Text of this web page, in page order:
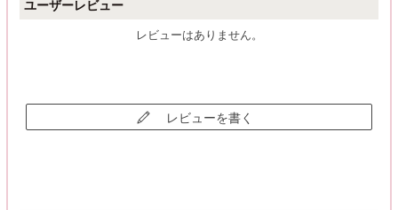
ユーザーレビュー
レビューはありません。
レビューを書く